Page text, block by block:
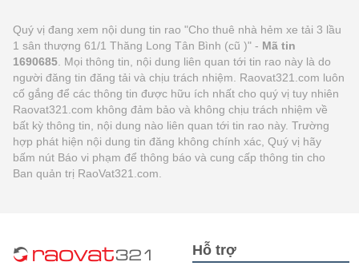
Quý vị đang xem nội dung tin rao "Cho thuê nhà hẻm xe tải 3 lầu
1 sân thượng 61/1 Thăng Long Tân Bình (cũ )" - Mã tin
1690685 . Mọi thông tin, nội dung liên quan tới tin rao này là do
người đăng tin đăng tải và chịu trách nhiệm. Raovat321.com luôn
cố gắng để các thông tin được hữu ích nhất cho quý vị tuy nhiên
Raovat321.com không đảm bảo và không chịu trách nhiệm về
bất kỳ thông tin, nội dung nào liên quan tới tin rao này. Trường
hợp phát hiện nội dung tin đăng không chính xác, Quý vị hãy
bấm nút Báo vi phạm để thông báo và cung cấp thông tin cho
Ban quản trị RaoVat321.com.
Hỗ trợ